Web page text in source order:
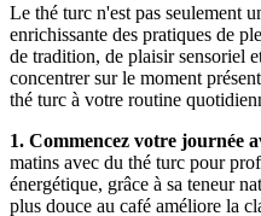
Le thé turc n'est pas seulement
enrichissante des pratiques de
de tradition, de plaisir sensoriel
concentrer sur le moment
thé turc à votre routine
1. Commencez votre journée
matins avec du thé turc pour
énergétique, grâce à sa teneur
plus douce au café améliore la